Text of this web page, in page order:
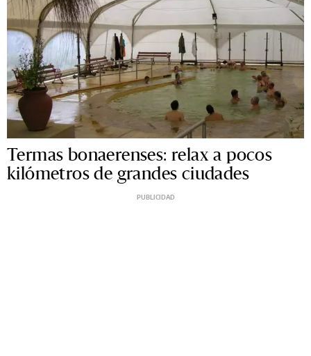
Termas bonaerenses: relax a pocos
kilómetros de grandes ciudades